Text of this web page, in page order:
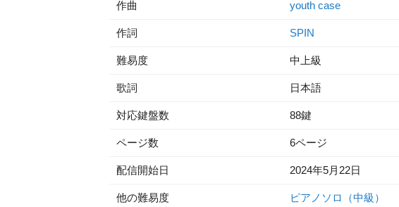
作曲 youth case
作詞 SPIN
難易度 中上級
歌詞 日本語
対応鍵盤数 88鍵
ページ数 6ページ
配信開始日 2024年5月22日
他の難易度
ピアノソロ（中級）